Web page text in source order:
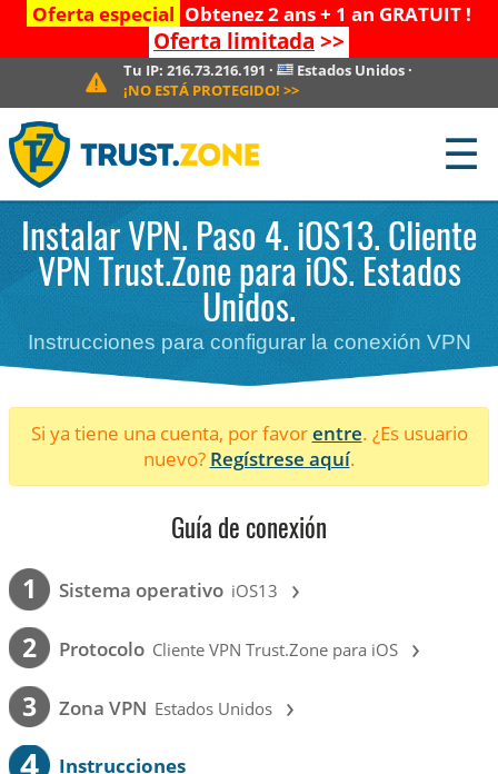
Oferta especial Obtenez 2 ans + 1 an GRATUIT !
Oferta limitada >>
Tu IP: 216.73.216.191 · Estados Unidos ·
¡NO ESTÁ PROTEGIDO! >>
☰
Instalar VPN. Paso 4. iOS13. Cliente
VPN Trust.Zone para iOS. Estados
Unidos.
Instrucciones para configurar la conexión VPN
Si ya tiene una cuenta, por favorentre. ¿Es usuario
nuevo? Regístrese aquí.
Guía de conexión
1 Sistema operativo iOS13 ›
2 Protocolo Cliente VPN Trust.Zone para iOS ›
3 Zona VPN Estados Unidos ›
Instrucciones